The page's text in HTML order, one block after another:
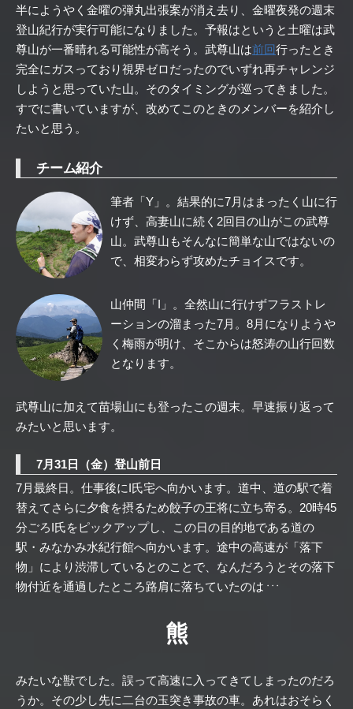
半にようやく金曜の弾丸出張案が消え去り、金曜夜発の週末
登山紀行が実行可能になりました。予報はというと土曜は武
尊山が一番晴れる可能性が高そう。武尊山は前回行ったとき
完全にガスっており視界ゼロだったのでいずれ再チャレンジ
しようと思っていた山。そのタイミングが巡ってきました。
すでに書いていますが、改めてこのときのメンバーを紹介し
たいと思う。
チーム紹介
筆者「Y」。結果的に7月はまったく山に行
けず、高妻山に続く2回目の山がこの武尊
山。武尊山もそんなに簡単な山ではないの
で、相変わらず攻めたチョイスです。
山仲間「I」。全然山に行けずフラストレ
ーションの溜まった7月。8月になりようや
く梅雨が明け、そこからは怒涛の山行回数
となります。
武尊山に加えて苗場山にも登ったこの週末。早速振り返って
みたいと思います。
7月31日（金）登山前日
7月最終日。仕事後にI氏宅へ向かいます。道中、道の駅で着
替えてさらに夕食を摂るため餃子の王将に立ち寄る。20時45
分ごろI氏をピックアップし、この日の目的地である道の
駅・みなかみ水紀行館へ向かいます。途中の高速が「落下
物」により渋滞しているとのことで、なんだろうとその落下
物付近を通過したところ路肩に落ちていたのは ・・・
熊
みたいな獣でした。誤って高速に入ってきてしまったのだろ
うか。その少し先に二台の玉突き事故の車。あれはおそらく